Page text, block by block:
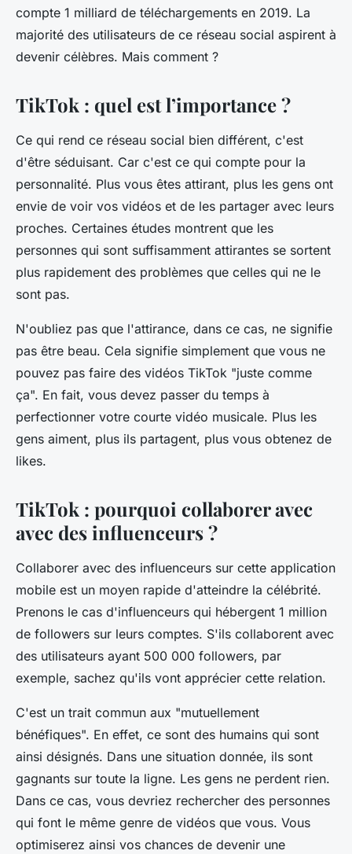
régis•3 février 2023•1 min de lecture
compte 1 milliard de téléchargements en 2019. La
majorité des utilisateurs de ce réseau social aspirent à
devenir célèbres. Mais comment ?
TikTok : quel est l’importance ?
Ce qui rend ce réseau social bien différent, c'est
d'être séduisant. Car c'est ce qui compte pour la
personnalité. Plus vous êtes attirant, plus les gens ont
envie de voir vos vidéos et de les partager avec leurs
proches. Certaines études montrent que les
personnes qui sont suffisamment attirantes se sortent
plus rapidement des problèmes que celles qui ne le
sont pas.
N'oubliez pas que l'attirance, dans ce cas, ne signifie
pas être beau. Cela signifie simplement que vous ne
pouvez pas faire des vidéos TikTok "juste comme
ça". En fait, vous devez passer du temps à
perfectionner votre courte vidéo musicale. Plus les
gens aiment, plus ils partagent, plus vous obtenez de
likes.
TikTok : pourquoi collaborer avec
avec des influenceurs ?
Collaborer avec des influenceurs sur cette application
mobile est un moyen rapide d'atteindre la célébrité.
Prenons le cas d'influenceurs qui hébergent 1 million
de followers sur leurs comptes. S'ils collaborent avec
des utilisateurs ayant 500 000 followers, par
exemple, sachez qu'ils vont apprécier cette relation.
C'est un trait commun aux "mutuellement
bénéfiques". En effet, ce sont des humains qui sont
ainsi désignés. Dans une situation donnée, ils sont
gagnants sur toute la ligne. Les gens ne perdent rien.
Dans ce cas, vous devriez rechercher des personnes
qui font le même genre de vidéos que vous. Vous
optimiserez ainsi vos chances de devenir une